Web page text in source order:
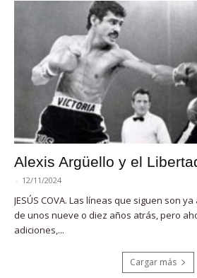
Alexis Argüello y el
- 12/11/2024
JESÚS COVA. Las líneas que siguen son
de unos nueve o diez años atrás, pero
adiciones,...
Cargar más